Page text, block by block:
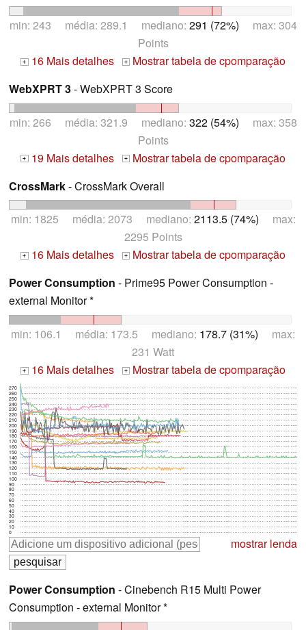
min: 243 média: 289.1 mediano: 291 (72%) max: 304
Points
+ 16 Mais detalhes +
Mostrar tabela de cpomparação
WebXPRT 3- WebXPRT 3 Score
min: 266 média: 321.9 mediano: 322 (54%) max: 358
Points
+ 19 Mais detalhes +
Mostrar tabela de cpomparação
CrossMark- CrossMark Overall
min: 1825 média: 2073 mediano: 2113.5 (74%) max:
2295 Points
+ 16 Mais detalhes +
Mostrar tabela de cpomparação
Power Consumption - Prime95 Power Consumption -
external Monitor *
min: 106.1 média: 173.5 mediano: 178.7 (31%) max:
231 Watt
+ 16 Mais detalhes + Mostrar tabela de cpomparação
0
10
20
30
40
50
60
70
80
90
100
110
120
130
140
150
160
170
180
190
200
210
220
230
240
250
260
270
mostrar lenda
Power Consumption - Cinebench R15 Multi Power
Consumption - external Monitor *